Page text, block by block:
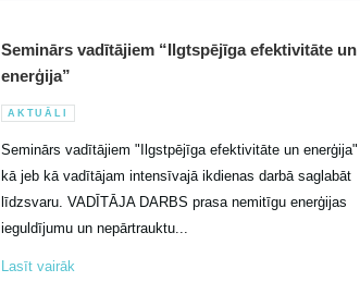
Seminārs vadītājiem “Ilgtspējīga efektivitāte un
enerģija”
AKTUĀLI
Seminārs vadītājiem "Ilgstpējīga efektivitāte un
kā jeb kā vadītājam intensīvajā ikdienas darbā saglabāt
līdzsvaru. VADĪTĀJA DARBS prasa nemitīgu enerģijas
ieguldījumu un nepārtrauktu...
Lasīt vairāk